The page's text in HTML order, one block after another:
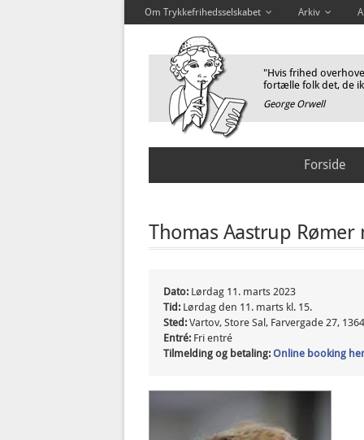
Om Trykkefrihedsselskabet Arkiv
"Hvis frihed
fortælle folk det, de
George Orwell
Forside
Thomas Aastrup
Dato: Lørdag 11. marts 2023
Tid: Lørdag den 11. marts kl. 15.
Sted: Vartov, Store Sal, Farvergade 27,
Entré: Fri entré
Tilmelding og betaling: Online booking her